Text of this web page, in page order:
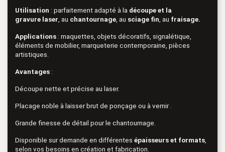
Utilisation : parfaitement adapté à la découpeet la
gravure laser , au chantournage , au sciage fin , au fraisage.
Applications : maquettes, objets décoratifs, signalétique,
éléments de mobilier, marqueterie contemporaine, pièces
artistiques.
Avantages :
Découpe nette et précise au laser.
Placage noble à laisser brut de ponçage ou à vernir .
Grande finesse de détail pour le chantournage.
Disponible sur demande en différentes épaisseurs et formats
selon vos besoins en création et fabrication.